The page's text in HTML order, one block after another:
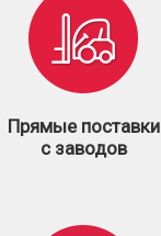
Прямые поставки
с заводов